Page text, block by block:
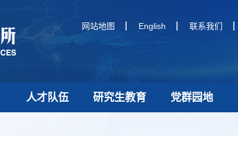
网站地图 English 联系我们
人才队伍 研究生教育 党群园地